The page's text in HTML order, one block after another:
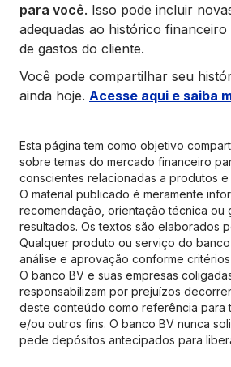
para você. Isso pode incluir
adequadas ao histórico
de gastos do cliente.
Você pode compartilhar seu
ainda hoje. Acesse aqui e saiba
Esta página tem como objetivo
sobre temas do mercado financeiro
conscientes relacionadas a produtos
O material publicado é meramente
recomendação, orientação técnica ou
resultados. Os textos são elaborados
Qualquer produto ou serviço do
análise e aprovação conforme
O banco BV e suas empresas
responsabilizam por prejuízos
deste conteúdo como referência para
e/ou outros fins. O banco BV nunca
pede depósitos antecipados para